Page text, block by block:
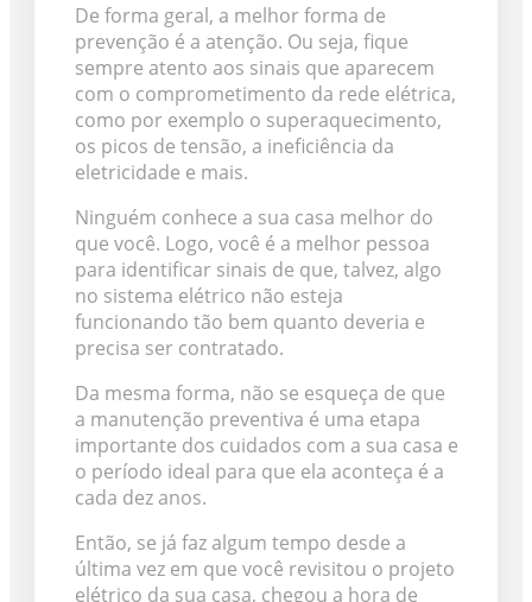
De forma geral, a melhor forma de
prevenção é a atenção. Ou seja, fique
sempre atento aos sinais que aparecem
com o comprometimento da rede elétrica,
como por exemplo o superaquecimento,
os picos de tensão, a ineficiência da
eletricidade e mais.
Ninguém conhece a sua casa melhor do
que você. Logo, você é a melhor pessoa
para identificar sinais de que, talvez, algo
no sistema elétrico não esteja
funcionando tão bem quanto deveria e
precisa ser contratado.
Da mesma forma, não se esqueça de que
a manutenção preventiva é uma etapa
importante dos cuidados com a sua casa e
o período ideal para que ela aconteça é a
cada dez anos.
Então, se já faz algum tempo desde a
última vez em que você revisitou o projeto
elétrico da sua casa, chegou a hora de